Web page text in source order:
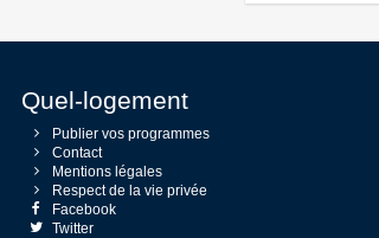
Quel-logement
Publier vos programmes
Contact
Mentions légales
Respect de la vie privée
Facebook
Twitter